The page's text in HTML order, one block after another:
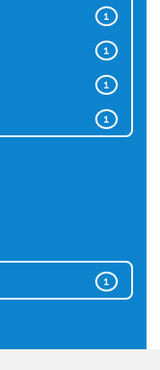
1
1
1
1
1